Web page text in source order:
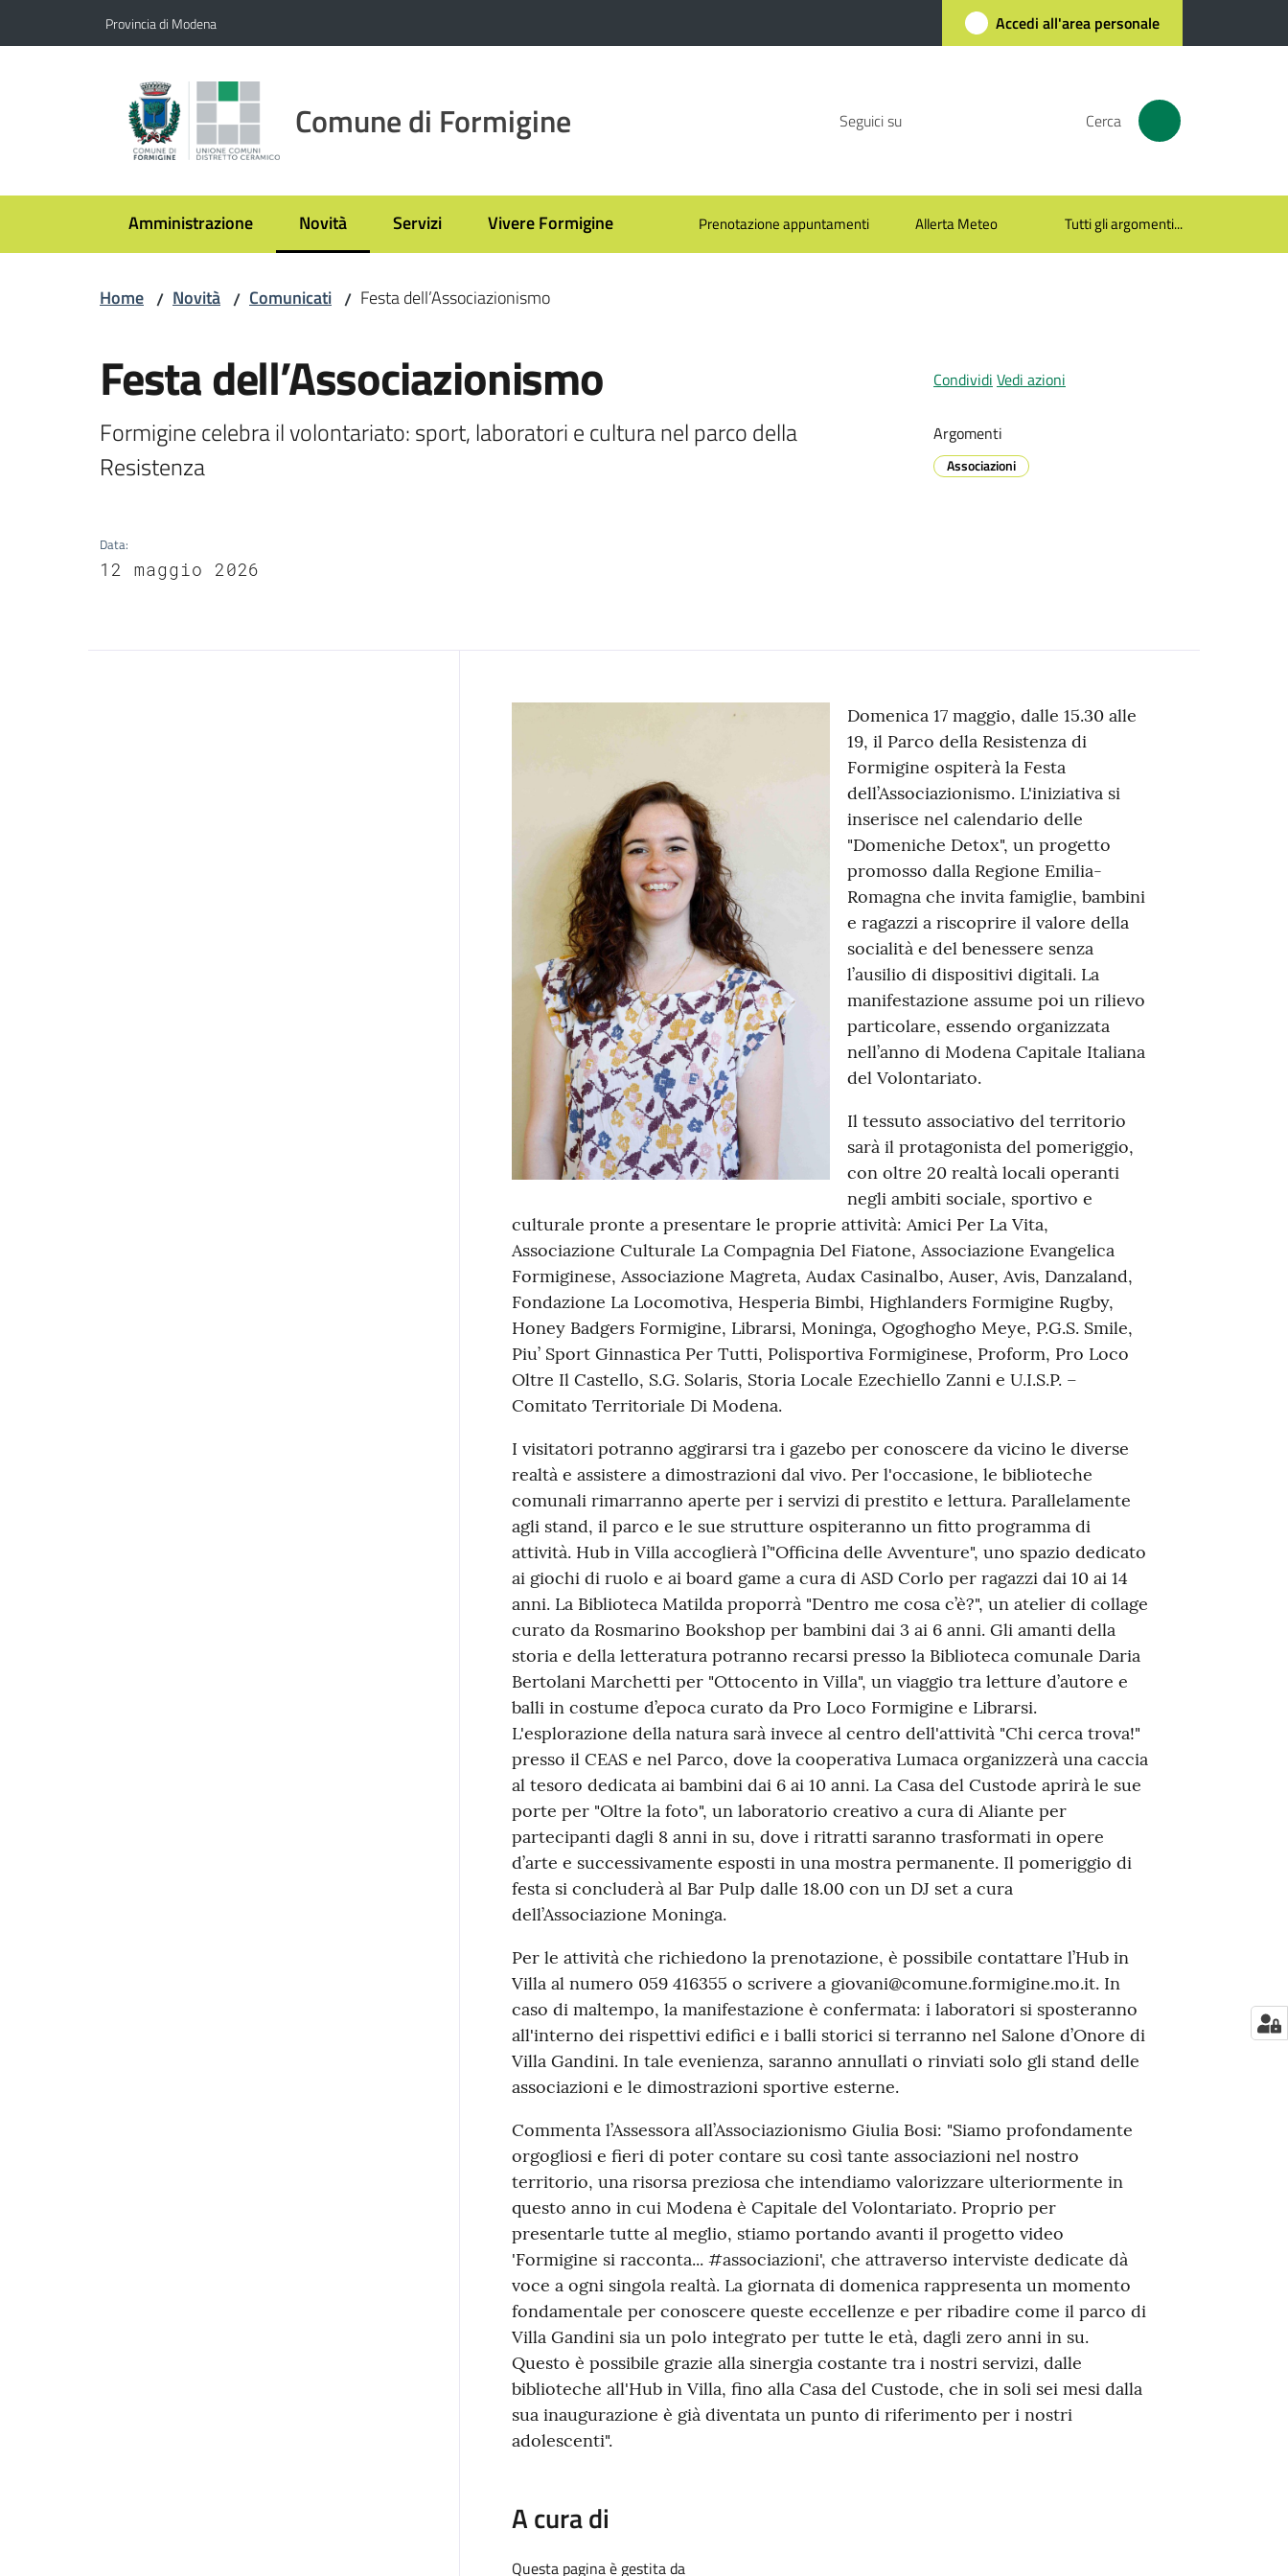
Provincia di Modena Accedi all'area personale
Comune di Formigine Seguici su Cerca
Amministrazione Novità
Menu selezionato
Servizi Vivere Formigine Prenotazione appuntamenti Allerta Meteo Tutti gli argomenti...
Home / Novità / Comunicati / Festa dell’Associazionismo
Festa dell’Associazionismo
Formigine celebra il volontariato: sport, laboratori e cultura nel parco della
Data:
12 maggio 2026
Condividi Vedi azioni
Argomenti
Associazioni
Domenica 17 maggio, dalle 15.30 alle
19, il Parco della Resistenza di
Formigine ospiterà la Festa
dell’Associazionismo. L'iniziativa si
inserisce nel calendario delle
"Domeniche Detox", un progetto
promosso dalla Regione Emilia-
Romagna che invita famiglie, bambini
e ragazzi a riscoprire il valore della
socialità e del benessere senza
l’ausilio di dispositivi digitali. La
manifestazione assume poi un rilievo
particolare, essendo organizzata
nell’anno di Modena Capitale Italiana
del Volontariato.
Il tessuto associativo del territorio
sarà il protagonista del pomeriggio,
con oltre 20 realtà locali operanti
negli ambiti sociale, sportivo e
culturale pronte a presentare le proprie attività: Amici Per La Vita,
Associazione Culturale La Compagnia Del Fiatone, Associazione Evangelica
Formiginese, Associazione Magreta, Audax Casinalbo, Auser, Avis, Danzaland,
Fondazione La Locomotiva, Hesperia Bimbi, Highlanders Formigine Rugby,
Honey Badgers Formigine, Librarsi, Moninga, Ogoghogho Meye, P.G.S. Smile,
Piu’ Sport Ginnastica Per Tutti, Polisportiva Formiginese, Proform, Pro Loco
Oltre Il Castello, S.G. Solaris, Storia Locale Ezechiello Zanni e U.I.S.P. –
Comitato Territoriale Di Modena.
I visitatori potranno aggirarsi tra i gazebo per conoscere da vicino le diverse
realtà e assistere a dimostrazioni dal vivo. Per l'occasione, le biblioteche
comunali rimarranno aperte per i servizi di prestito e lettura. Parallelamente
agli stand, il parco e le sue strutture ospiteranno un fitto programma di
attività. Hub in Villa accoglierà l’"Officina delle Avventure", uno spazio dedicato
ai giochi di ruolo e ai board game a cura di ASD Corlo per ragazzi dai 10 ai 14
anni. La Biblioteca Matilda proporrà "Dentro me cosa c’è?", un atelier di collage
curato da Rosmarino Bookshop per bambini dai 3 ai 6 anni. Gli amanti della
storia e della letteratura potranno recarsi presso la Biblioteca comunale Daria
Bertolani Marchetti per "Ottocento in Villa", un viaggio tra letture d’autore e
balli in costume d’epoca curato da Pro Loco Formigine e Librarsi.
L'esplorazione della natura sarà invece al centro dell'attività "Chi cerca trova!"
presso il CEAS e nel Parco, dove la cooperativa Lumaca organizzerà una caccia
al tesoro dedicata ai bambini dai 6 ai 10 anni. La Casa del Custode aprirà le sue
porte per "Oltre la foto", un laboratorio creativo a cura di Aliante per
partecipanti dagli 8 anni in su, dove i ritratti saranno trasformati in opere
d’arte e successivamente esposti in una mostra permanente. Il pomeriggio di
festa si concluderà al Bar Pulp dalle 18.00 con un DJ set a cura
dell’Associazione Moninga.
Per le attività che richiedono la prenotazione, è possibile contattare l’Hub in
Villa al numero 059 416355 o scrivere a giovani@comune.formigine.mo.it. In
caso di maltempo, la manifestazione è confermata: i laboratori si sposteranno
all'interno dei rispettivi edifici e i balli storici si terranno nel Salone d’Onore di
Villa Gandini. In tale evenienza, saranno annullati o rinviati solo gli stand delle
associazioni e le dimostrazioni sportive esterne.
Commenta l’Assessora all’Associazionismo Giulia Bosi: "Siamo profondamente
orgogliosi e fieri di poter contare su così tante associazioni nel nostro
territorio, una risorsa preziosa che intendiamo valorizzare ulteriormente in
questo anno in cui Modena è Capitale del Volontariato. Proprio per
presentarle tutte al meglio, stiamo portando avanti il progetto video
'Formigine si racconta... #associazioni', che attraverso interviste dedicate dà
voce a ogni singola realtà. La giornata di domenica rappresenta un momento
fondamentale per conoscere queste eccellenze e per ribadire come il parco di
Villa Gandini sia un polo integrato per tutte le età, dagli zero anni in su.
Questo è possibile grazie alla sinergia costante tra i nostri servizi, dalle
biblioteche all'Hub in Villa, fino alla Casa del Custode, che in soli sei mesi dalla
sua inaugurazione è già diventata un punto di riferimento per i nostri
adolescenti".
A cura di
Questa pagina è gestita da